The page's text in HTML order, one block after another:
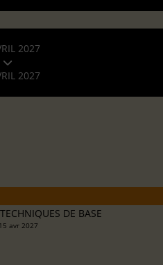
2027
2027
DE BASE
avr 2027